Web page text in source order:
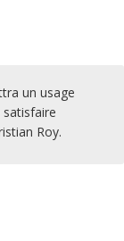
un usage
satisfaire
Roy.